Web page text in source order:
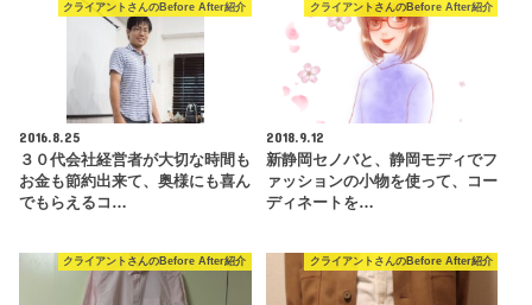
クライアントさんのBefore After紹介
2016.8.25
３０代会社経営者が大切な時間も
お金も節約出来て、奥様にも喜ん
でもらえるコ…
クライアントさんのBefore After紹介
2018.9.12
新静岡セノバと、静岡モディでフ
ァッションの小物を使って、コー
ディネートを…
クライアントさんのBefore After紹介 クライアントさんのBefore After紹介